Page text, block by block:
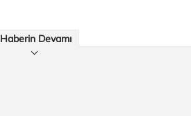
Haberin Devamı